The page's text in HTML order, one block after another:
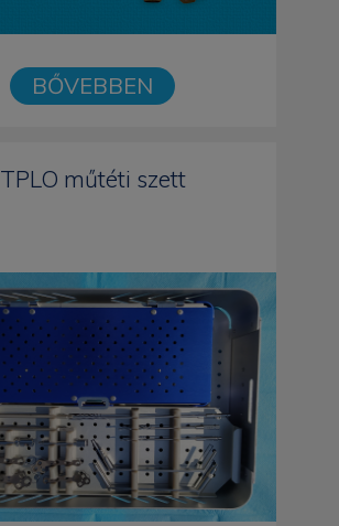
BŐVEBBEN
TPLO műtéti szett